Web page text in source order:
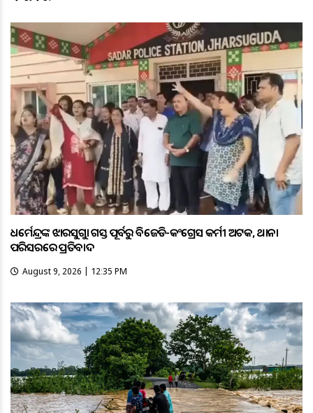
ଧର୍ମେନ୍ଦ୍ରଙ୍କ ଝାରସୁଗୁଡ଼ା ଗସ୍ତ ପୂର୍ବରୁ ବିଜେଡି-କଂଗ୍ରେସ କର୍ମୀ ଅଟକ, ଥାନା
ପରିସରରେ ପ୍ରତିବାଦ
August 9, 2026 | 12:35 PM